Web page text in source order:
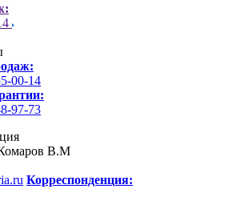
00-14
97-73
В.М
Корреспонденция: